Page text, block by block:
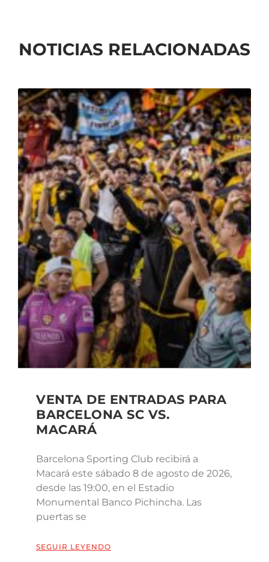
NOTICIAS RELACIONADAS
VENTA DE ENTRADAS PARA
BARCELONA SC VS.
MACARÁ
Barcelona Sporting Club recibirá a
Macará este sábado 8 de agosto de 2026,
desde las 19:00, en el Estadio
Monumental Banco Pichincha. Las
puertas se
SEGUIR LEYENDO